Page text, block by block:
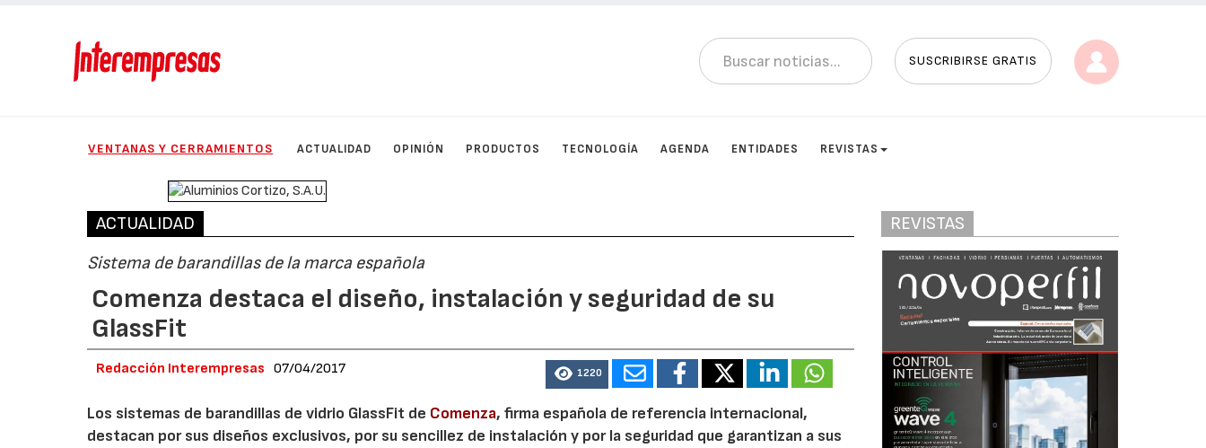
SUSCRIBIRSE GRATIS
VENTANAS Y CERRAMIENTOS ACTUALIDAD OPINIÓN PRODUCTOS TECNOLOGÍA AGENDA ENTIDADES REVISTAS
ACTUALIDAD
Sistema de barandillas de la marca española
Comenza destaca el diseño, instalación y seguridad de su
GlassFit
Redacción Interempresas 07/04/2017 1220
Los sistemas de barandillas de vidrio GlassFit de Comenza, firma española de referencia internacional,
destacan por sus diseños exclusivos, por su sencillez de instalación y por la seguridad que garantizan a sus
REVISTAS